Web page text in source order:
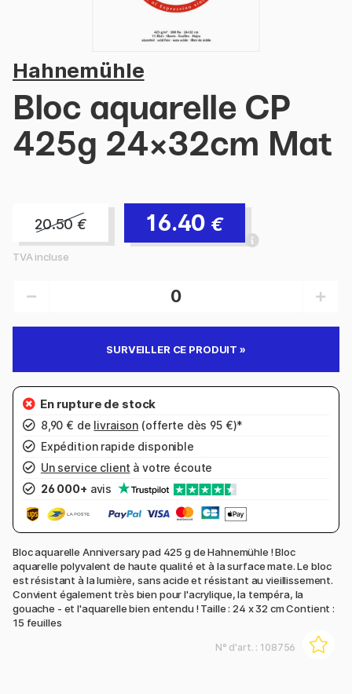
Hahnemühle
Bloc aquarelle CP
425g 24×32cm Mat
20.50 € 16.40 €
TVA incluse
SURVEILLER CE PRODUIT »
8,90 € de livraison (offerte dès 95 €)*
Expédition rapide disponible
Un service client à votre écoute
26 000+ avis
Bloc aquarelle Anniversary pad 425 g de Hahnemühle ! Bloc
aquarelle polyvalent de haute qualité et à la surface mate. Le bloc
est résistant à la lumière, sans acide et résistant au vieillissement.
Convient également très bien pour l'acrylique, la tempéra, la
gouache - et l'aquarelle bien entendu ! Taille : 24 x 32 cm Contient :
15 feuilles
N° d'art. : 108756